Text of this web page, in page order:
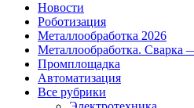
Новости
Роботизация
Металлообработка 2026
Металлообработка. Сварка
Промплощадка
Автоматизация
Все рубрики